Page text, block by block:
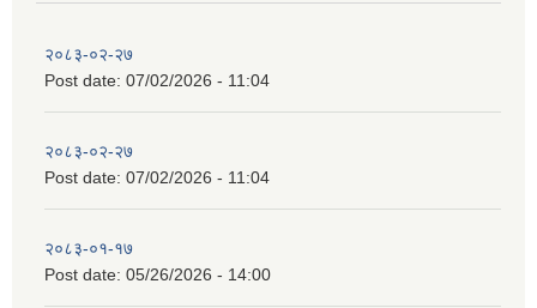
२०८३-०२-२७
Post date: 07/02/2026 - 11:04
२०८३-०२-२७
Post date: 07/02/2026 - 11:04
२०८३-०१-१७
Post date: 05/26/2026 - 14:00